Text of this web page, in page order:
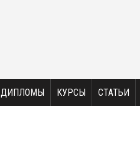
ДИПЛОМЫ КУРСЫ СТАТЬИ